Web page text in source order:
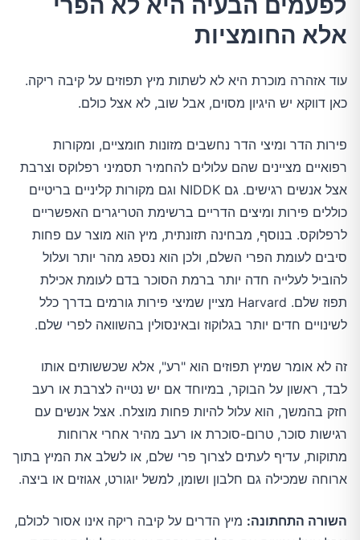
אלא החומציות
עוד אזהרה מוכרת היא לא לשתות מיץ תפוזים על קיבה ריקה.
כאן דווקא יש היגיון מסוים, אבל שוב, לא אצל כולם.
פירות הדר ומיצי הדר נחשבים מזונות חומציים, ומקורות
רפואיים מציינים שהם עלולים להחמיר תסמיני רפלוקס וצרבת
אצל אנשים רגישים. גם NIDDK וגם מקורות קליניים בריטיים
כוללים פירות ומיצים הדריים ברשימת הטריגרים האפשריים
לרפלוקס. בנוסף, מבחינה תזונתית, מיץ הוא מוצר עם פחות
סיבים לעומת הפרי השלם, ולכן הוא נספג מהר יותר ועלול
להוביל לעלייה חדה יותר ברמת הסוכר בדם לעומת אכילת
תפוז שלם. Harvard מציין שמיצי פירות גורמים בדרך כלל
לשינויים חדים יותר בגלוקוז ובאינסולין בהשוואה לפרי שלם.
זה לא אומר שמיץ תפוזים הוא "רע", אלא שכששותים אותו
לבד, ראשון על הבוקר, במיוחד אם יש נטייה לצרבת או רעב
חזק בהמשך, הוא עלול להיות פחות מוצלח. אצל אנשים עם
רגישות סוכר, טרום-סוכרת או רעב מהיר אחרי ארוחות
מתוקות, עדיף לעתים לצרוך פרי שלם, או לשלב את המיץ בתוך
ארוחה שמכילה גם חלבון ושומן, למשל יוגורט, אגוזים או ביצה.
השורה התחתונה: מיץ הדרים על קיבה ריקה אינו אסור לכולם,